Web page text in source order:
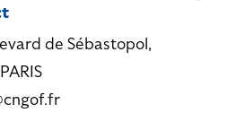
de Sébastopol,